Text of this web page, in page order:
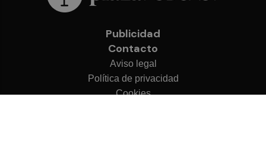
Publicidad
Contacto
Aviso legal
Política de privacidad
Cookies